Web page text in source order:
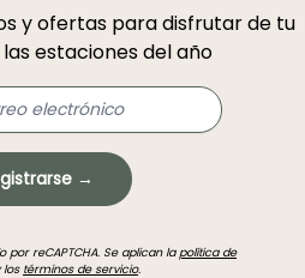
y ofertas para disfrutar de tu
estaciones del año
→
reCAPTCHA. Se aplican lapolítica de
términos de servicio.